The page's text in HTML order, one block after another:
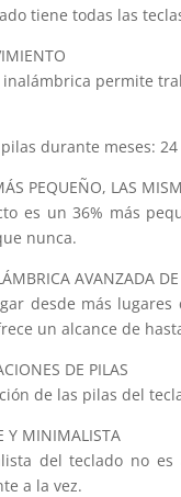
tiene todas las
inalámbrica permite
durante meses:
PEQUEÑO, LAS
es un 36% más
nunca.
AVANZADA
desde más
un alcance de
DE PILAS
de las pilas del
Y MINIMALISTA
del teclado no
a la vez.